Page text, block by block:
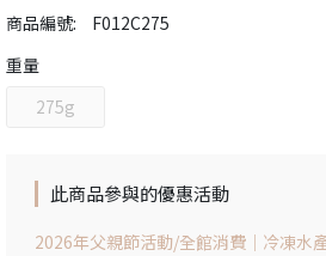
商品編號:
F012C275
重量
275g
此商品參與的優惠活動
2026年父親節活動/全館消費｜冷凍水